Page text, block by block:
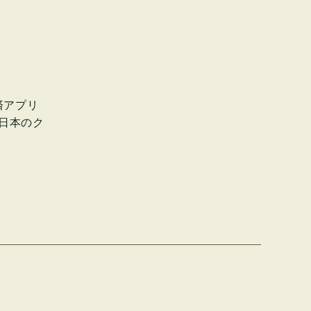
プリ
本のク